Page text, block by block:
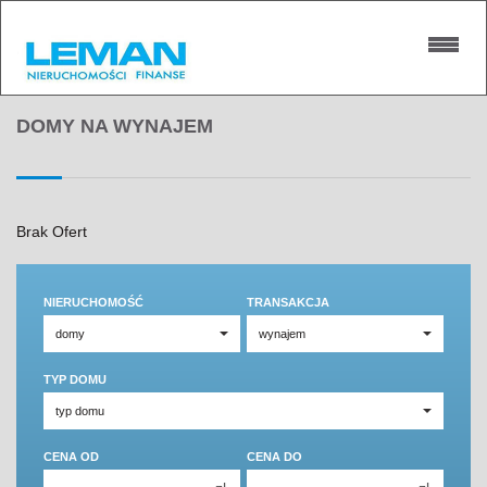
DOMY NA WYNAJEM
Brak Ofert
NIERUCHOMOŚĆ TRANSAKCJA
TYP DOMU
CENA OD CENA DO